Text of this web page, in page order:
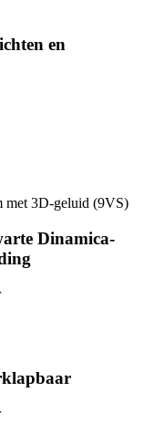
en
met 3D-geluid (9VS)
Dinamica-